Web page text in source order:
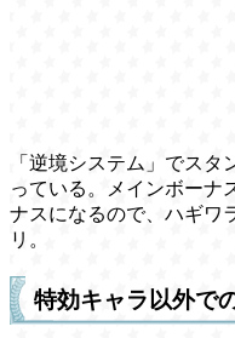
「逆境システム」でス
っている。メインボーナ
ナスになるので、ハギワ
リ。
特効キャラ以外で